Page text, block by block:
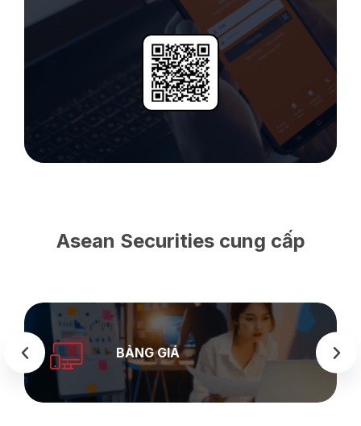
Asean Securities cung cấp
SEASTOCK
WEB